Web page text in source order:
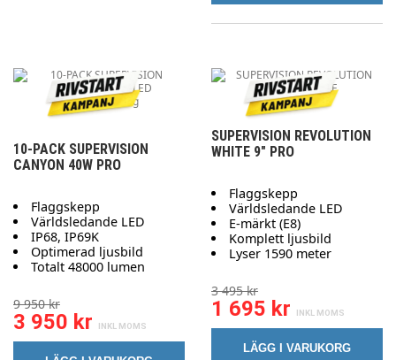
10-PACK SUPERVISION
CANYON 40W PRO
Flaggskepp
Världsledande LED
IP68, IP69K
Optimerad ljusbild
Totalt 48000 lumen
9 950 kr
3 950 kr
SUPERVISION REVOLUTION
WHITE 9" PRO
Flaggskepp
Världsledande LED
E-märkt (E8)
Komplett ljusbild
Lyser 1590 meter
3 495 kr
1 695 kr
LÄGG I VARUKORG